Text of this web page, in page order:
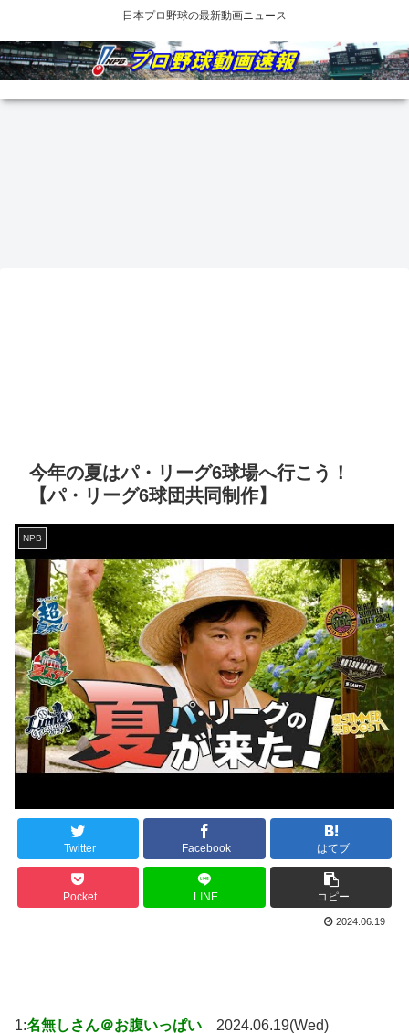
日本プロ野球の最新動画ニュース
今年の夏はパ・リーグ6球場へ行こう！
【パ・リーグ6球団共同制作】
NPB
Twitter Facebook はてブ
Pocket LINE コピー
2024.06.19
1:名無しさん＠お腹いっぱい 2024.06.19(Wed)